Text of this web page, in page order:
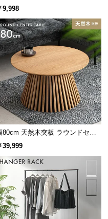
2 パターン3
ード
2灯点灯モード
（左右）
シェルチェア
9,998
80cm 天然木突板 ラウンドセン
ーテーブル 美しい格子デザイン
39,999